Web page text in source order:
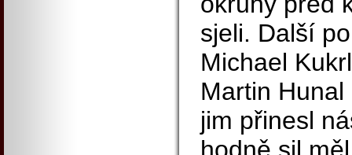
sjeli. Další
Michael
Martin
jim přinesl